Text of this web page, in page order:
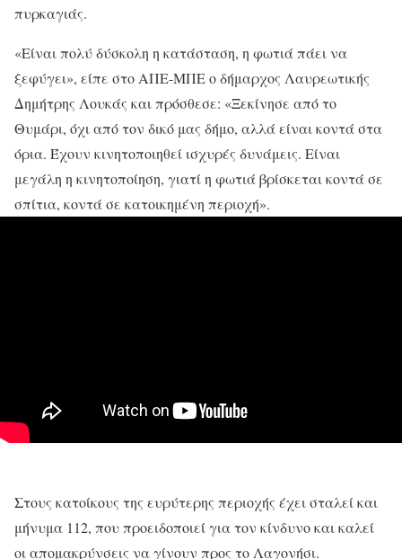
πυρκαγιάς.
«Είναι πολύ δύσκολη η κατάσταση, η φωτιά πάει να
ξεφύγει», είπε στο ΑΠΕ-ΜΠΕ ο δήμαρχος Λαυρεωτικής
Δημήτρης Λουκάς και πρόσθεσε: «Ξεκίνησε από το
Θυμάρι, όχι από τον δικό μας δήμο, αλλά είναι κοντά στα
όρια. Έχουν κινητοποιηθεί ισχυρές δυνάμεις. Είναι
μεγάλη η κινητοποίηση, γιατί η φωτιά βρίσκεται κοντά σε
σπίτια, κοντά σε κατοικημένη περιοχή».
Στους κατοίκους της ευρύτερης περιοχής έχει σταλεί και
μήνυμα 112, που προειδοποιεί για τον κίνδυνο και καλεί
οι απομακρύνσεις να γίνουν προς το Λαγονήσι.